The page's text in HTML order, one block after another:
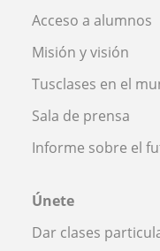
Acceso a alumnos
Misión y visión
Tusclases en el
Sala de prensa
Informe sobre el
Únete
Dar clases